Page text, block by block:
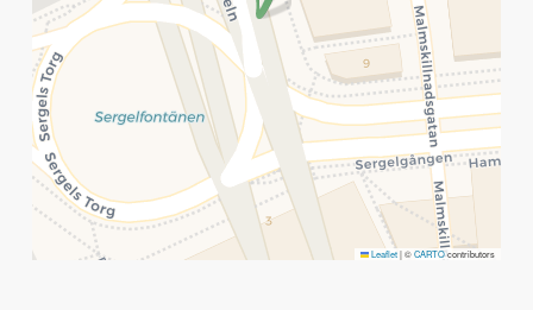
Leaflet|©CARTOcontributors